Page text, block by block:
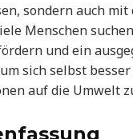
sondern auch
Menschen
und ein
sich selbst
auf die Umwelt